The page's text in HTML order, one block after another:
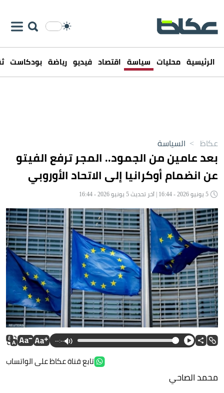
الرئيسية محليات سياسة اقتصاد فيديو رياضة بودكاست
عكاظ > السياسة
بعد عامين من الجمود.. المجر ترفع الفيتو
عن انضمام أوكرانيا إلى الاتحاد الأوروبي
--:--
تابع قناة عكاظ على الواتساب
محمد الصاحي